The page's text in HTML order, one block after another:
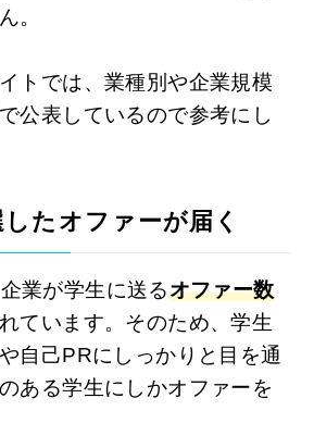
。
トでは、業種別や企業規模
公表しているので参考にし
たオファーが届く
業が学生に送るオファー数
ています。そのため、学生
自己PRにしっかりと目を通
ある学生にしかオファーを